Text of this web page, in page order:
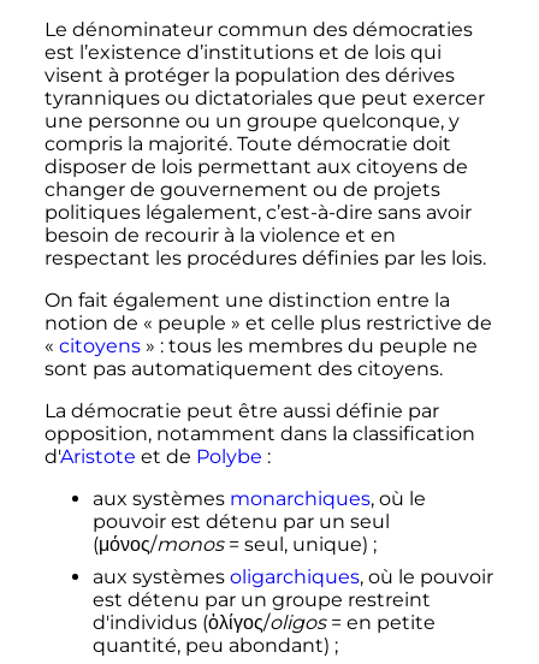
Le dénominateur commun des démocraties
est l’existence d’institutions et de lois qui
visent à protéger la population des dérives
tyranniques ou dictatoriales que peut exercer
une personne ou un groupe quelconque, y
compris la majorité. Toute démocratie doit
disposer de lois permettant aux citoyens de
changer de gouvernement ou de projets
politiques légalement, c’est-à-dire sans avoir
besoin de recourir à la violence et en
respectant les procédures définies par les lois.
On fait également une distinction entre la
notion de « peuple » et celle plus restrictive de
« citoyens » : tous les membres du peuple ne
sont pas automatiquement des citoyens.
La démocratie peut être aussi définie par
opposition, notamment dans la classification
d'Aristote et de Polybe :
aux systèmes monarchiques, où le
pouvoir est détenu par un seul
(μόνος/monos= seul, unique) ;
aux systèmes oligarchiques, où le pouvoir
est détenu par un groupe restreint
d'individus (ὀλίγος/oligos= en petite
quantité, peu abondant) ;